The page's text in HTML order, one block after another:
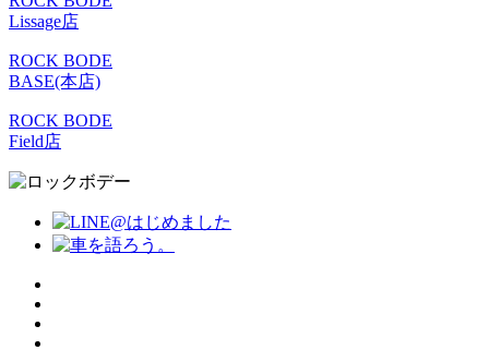
Lissage店
ROCK BODE
BASE(本店)
ROCK BODE
Field店